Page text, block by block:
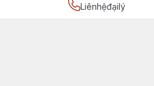
Liênhệđạilý